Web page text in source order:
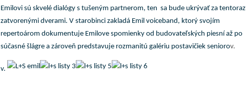
Emilovi sú skvelé dialógy s tušeným partnerom, ten sa bude ukrývať za tentoraz
zatvorenými dverami. V starobinci zakladá Emil voiceband, ktorý svojím
repertoárom dokumentuje Emilove spomienky od budovateľských piesní až po
súčasné šlágre a zároveň predstavuje rozmanitú galériu postavičiek seniorov.
v.